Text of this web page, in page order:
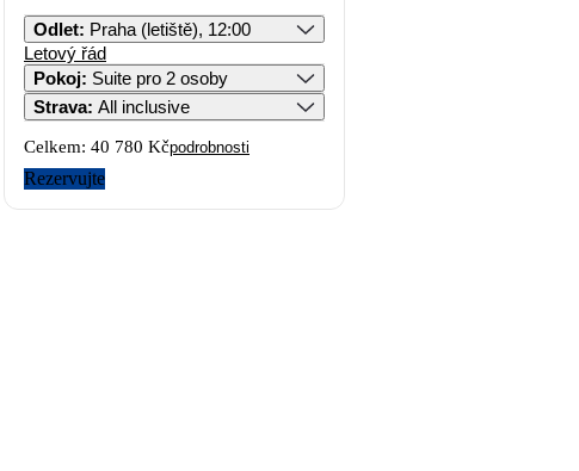
Odlet: Praha (letiště), 12:00
Letový řád
Pokoj: Suite pro 2 osoby
Strava: All inclusive
Celkem: 40 780 Kčpodrobnosti
Rezervujte